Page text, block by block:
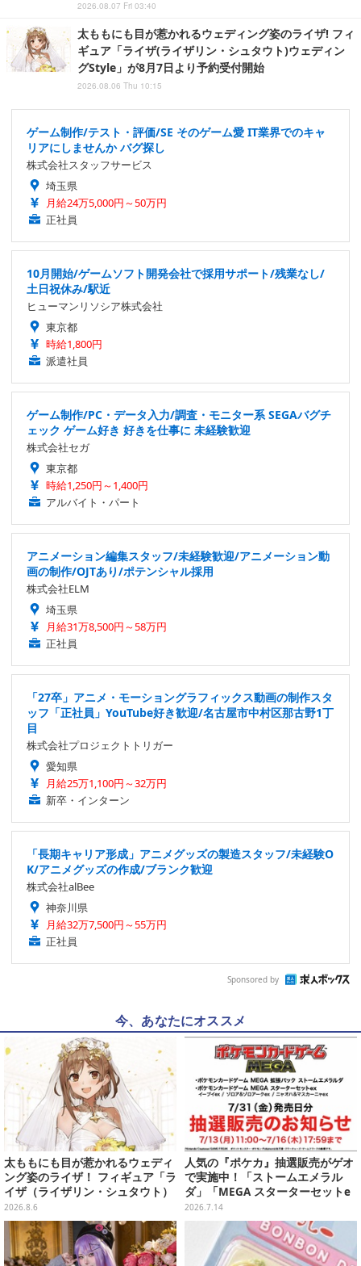
2026.08.07 Fri 03:40
太ももにも目が惹かれるウェディング姿のライザ! フィ
ギュア「ライザ(ライザリン・シュタウト)ウェディン
グStyle」が8月7日より予約受付開始
2026.08.06 Thu 10:15
ゲーム制作/テスト・評価/SE そのゲーム愛 IT業界でのキャ
リアにしませんか バグ探し
株式会社スタッフサービス
埼玉県
月給24万5,000円～50万円
正社員
10月開始/ゲームソフト開発会社で採用サポート/残業なし/
土日祝休み/駅近
ヒューマンリソシア株式会社
東京都
時給1,800円
派遣社員
ゲーム制作/PC・データ入力/調査・モニター系 SEGAバグチ
ェック ゲーム好き 好きを仕事に 未経験歓迎
株式会社セガ
東京都
時給1,250円～1,400円
アルバイト・パート
アニメーション編集スタッフ/未経験歓迎/アニメーション動
画の制作/OJTあり/ポテンシャル採用
株式会社ELM
埼玉県
月給31万8,500円～58万円
正社員
「27卒」アニメ・モーショングラフィックス動画の制作スタ
ッフ「正社員」YouTube好き歓迎/名古屋市中村区那古野1丁
目
株式会社プロジェクトトリガー
愛知県
月給25万1,100円～32万円
新卒・インターン
「長期キャリア形成」アニメグッズの製造スタッフ/未経験O
K/アニメグッズの作成/ブランク歓迎
株式会社alBee
神奈川県
月給32万7,500円～55万円
正社員
Sponsored by
今、あなたにオススメ
太ももにも目が惹かれるウェディ
ング姿のライザ！ フィギュア「ラ
イザ（ライザリン・シュタウト）
ウェディングStyle」が8月7日よ
り予約受付開始
2026.8.6
人気の『ポケカ』抽選販売がゲオ
で実施中！「ストームエメラル
ダ」「MEGA スターターセットe
x」各種の全4商品
2026.7.14